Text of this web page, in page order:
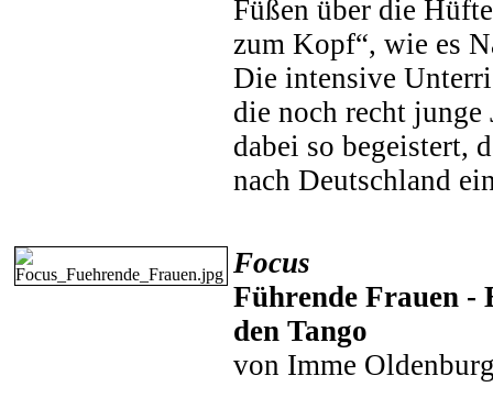
Füßen über die
zum Kopf“, wie es
Die intensive
die noch recht junge
dabei so begeistert,
nach Deutschland
Focus
Führende Frauen -
den Tango
von Imme